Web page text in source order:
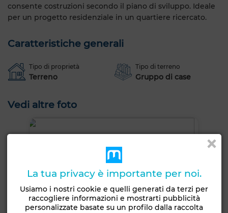
consente costruzioni secondo il piano di sviluppo. Ideale
per un progetto residenziale in un quartiere ricercato.
Caratteristiche generali
Tipo di proprietà
Terreno
Tipo di terreno
Gruppo di case
Vedi altre foto
La tua privacy è importante per noi.
Usiamo i nostri cookie e quelli generati da terzi per
raccogliere informazioni e mostrarti pubblicità
personalizzate basate su un profilo dalla raccolta